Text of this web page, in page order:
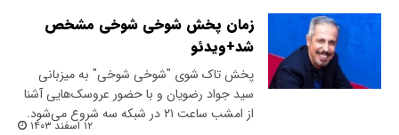
زمان پخش شوخی شوخی مشخص
شد+ویدئو
پخش تاک شوی "شوخی شوخی" به میزبانی
سید جواد رضویان و با حضور عروسک‌هایی آشنا
از امشب ساعت ۲۱ در شبکه سه شروع می‌شود.
۱۲ اسفند ۱۴۰۳